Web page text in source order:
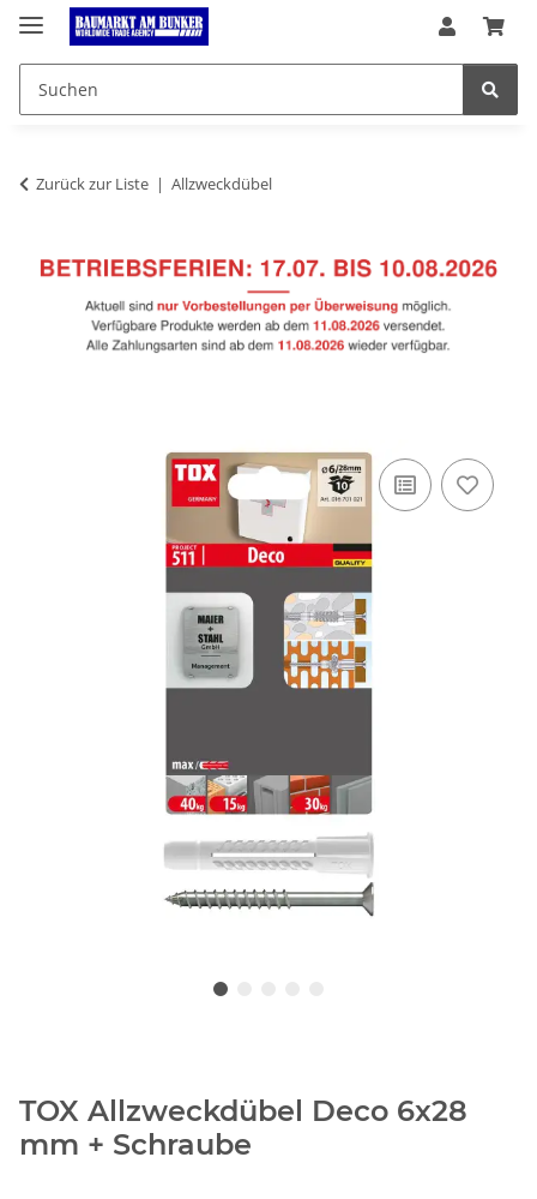
Zurück zur Liste Allzweckdübel
TOX Allzweckdübel Deco 6x28
mm + Schraube